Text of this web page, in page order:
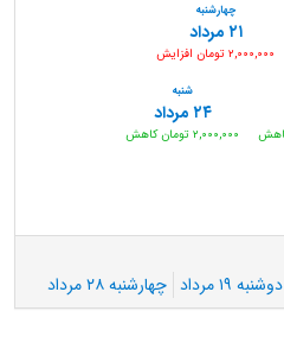
چهارشنبه
۲۱ مرداد
۲,۰۰۰,۰۰۰ تومان افزایش
شنبه
۲۴ مرداد
۲,۰۰۰,۰۰۰ تومان کاهش
دوشنبه چهارشنبه